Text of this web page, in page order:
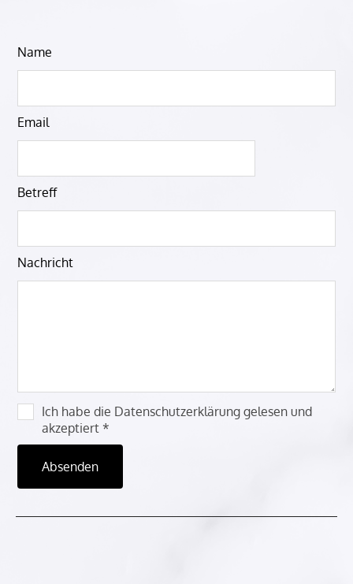
Lass
dieses
leer
Name
Email
Betreff
Nachricht
Ich habe die Datenschutzerklärung gelesen und
akzeptiert *
Absenden